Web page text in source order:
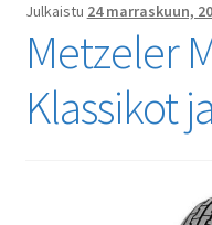
Julkaistu 24 marraskuun,
Metzeler
Klassikot